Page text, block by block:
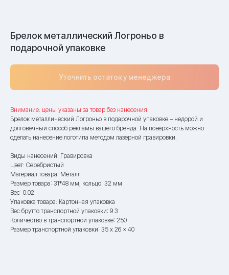
Брелок металлический Логроньо в
подарочной упаковке
Уточнить остаток у менеджера
Внимание: цены указаны за товар без нанесения.
Брелок металлический Логроньо в подарочной упаковке – недорой и
долговечный способ рекламы вашего бренда. На поверхность можно
сделать нанесение логотипа методом лазерной гравировки.
Виды нанесений: Гравировка
Цвет: Серебристый
Материал товара: Металл
Размер товара: 31*48 мм, кольцо: 32 мм
Вес: 0.02
Упаковка товара: Картонная упаковка
Вес брутто транспортной упаковки: 9.3
Количество в транспортной упаковке: 250
Размер транспортной упаковки: 35 x 26 x 40